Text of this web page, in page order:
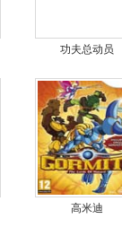
功夫总动员
高米迪